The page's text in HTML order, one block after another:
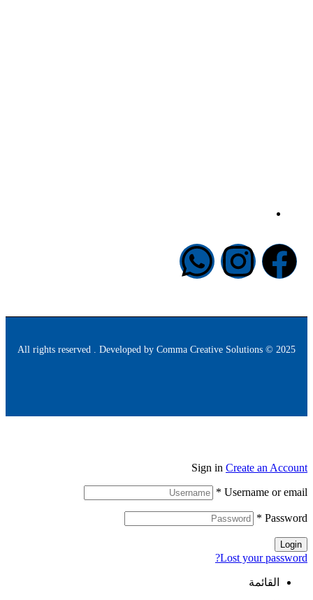
2025 © All rights reserved . Developed by
Comma Creative Solutions
Sign in Create an Account
Username or email
*
Password
*
Login
Lost your password?
القائمة